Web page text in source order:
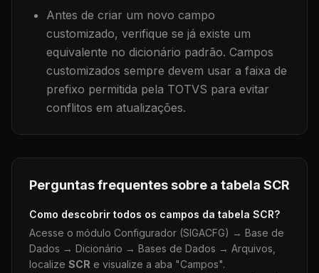
Antes de criar um novo campo
customizado, verifique se já existe um
equivalente no dicionário padrão. Campos
customizados sempre devem usar a faixa de
prefixo permitida pela TOTVS para evitar
conflitos em atualizações.
Perguntas frequentes sobre a tabela SCR
Como descobrir todos os campos da tabela SCR?
Acesse o módulo Configurador (SIGACFG) → Base de
Dados → Dicionário → Bases de Dados → Arquivos,
localize SCR e visualize a aba "Campos".